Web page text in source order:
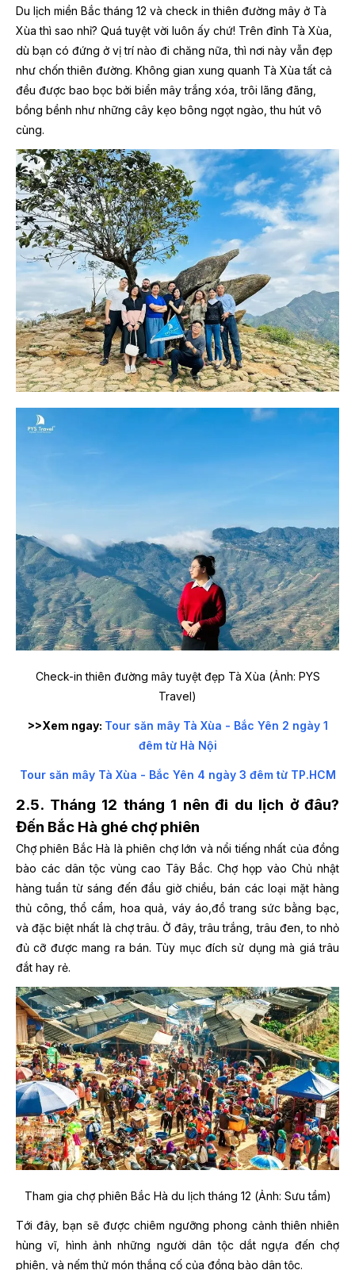
Du lịch miền Bắc tháng 12 và check in thiên đường mây ở Tà
Xùa thì sao nhỉ? Quá tuyệt vời luôn ấy chứ! Trên đỉnh Tà Xùa,
dù bạn có đứng ở vị trí nào đi chăng nữa, thì nơi này vẫn đẹp
như chốn thiên đường. Không gian xung quanh Tà Xùa tất cả
đều được bao bọc bởi biển mây trắng xóa, trôi lãng đãng,
bồng bềnh như những cây kẹo bông ngọt ngào, thu hút vô
cùng.
Check-in thiên đường mây tuyệt đẹp Tà Xùa (Ảnh: PYS
Travel)
>>Xem ngay: Tour săn mây Tà Xùa - Bắc Yên 2 ngày 1
đêm từ Hà Nội
Tour săn mây Tà Xùa - Bắc Yên 4 ngày 3 đêm từ TP.HCM
2.5. Tháng 12 tháng 1 nên đi du lịch ở đâu?
Đến Bắc Hà ghé chợ phiên
Chợ phiên Bắc Hà là phiên chợ lớn và nổi tiếng nhất của đồng
bào các dân tộc vùng cao Tây Bắc. Chợ họp vào Chủ nhật
hàng tuần từ sáng đến đầu giờ chiều, bán các loại mặt hàng
thủ công, thổ cẩm, hoa quả, váy áo,đồ trang sức bằng bạc,
và đặc biệt nhất là chợ trâu. Ở đây, trâu trắng, trâu đen, to nhỏ
đủ cỡ được mang ra bán. Tùy mục đích sử dụng mà giá trâu
đắt hay rẻ.
Tham gia chợ phiên Bắc Hà du lịch tháng 12 (Ảnh: Sưu tầm)
Tới đây, bạn sẽ được chiêm ngưỡng phong cảnh thiên nhiên
hùng vĩ, hình ảnh những người dân tộc dắt ngựa đến chợ
phiên, và nếm thử món thắng cố của đồng bào dân tộc.